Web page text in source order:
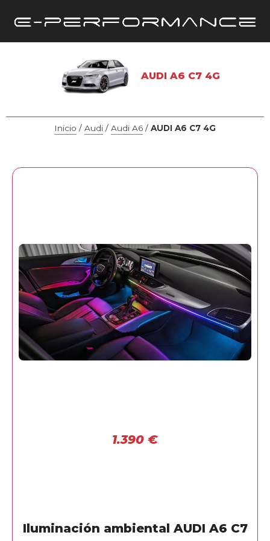
AUDI A6 C7 4G
Inicio / Audi / Audi A6 / AUDI A6 C7 4G
1.390 €
Iluminación ambiental AUDI A6 C7